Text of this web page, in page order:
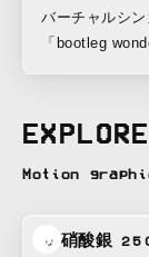
バーチャルシ
「bootleg
フィルムの素
れ、そこから
ら感じる気持
ジを参考に無
EXPLORE
Motion
硝酸銀